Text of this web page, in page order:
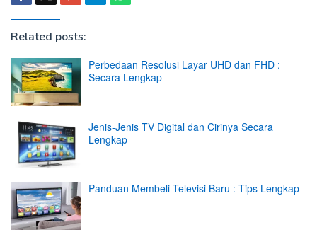
Related posts:
Perbedaan Resolusi Layar UHD dan FHD :
Secara Lengkap
Jenis-Jenis TV Digital dan Cirinya Secara
Lengkap
Panduan Membeli Televisi Baru : Tips Lengkap